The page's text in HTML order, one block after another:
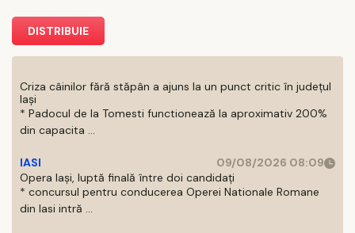
DISTRIBUIE
Criza câinilor fără stăpân a ajuns la un punct critic în județul
Iași
* Padocul de la Tomesti functionează la aproximativ 200%
din capacita ...
IASI
09/08/2026 08:09
Opera Iași, luptă finală între doi candidați
* concursul pentru conducerea Operei Nationale Romane
din Iasi intră ...